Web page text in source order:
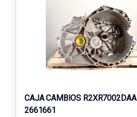
CAJA CAMBIOS R2XR7002DAA
2661661